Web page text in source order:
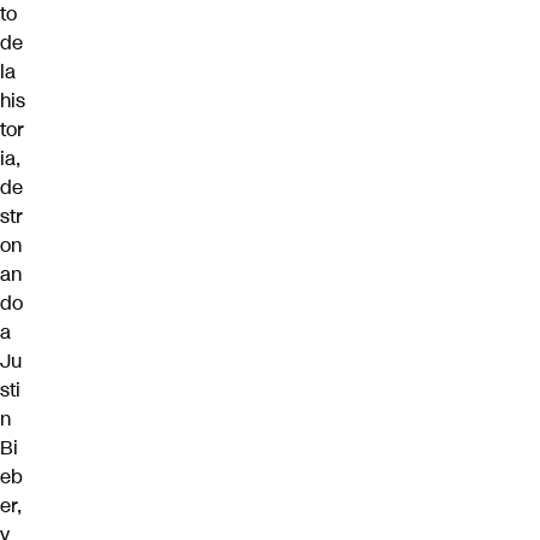
to
de
la
his
tor
ia,
de
str
on
an
do
a
Ju
sti
n
Bi
eb
er,
y